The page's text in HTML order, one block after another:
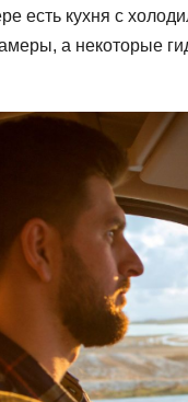
есть кухня с
а некоторые